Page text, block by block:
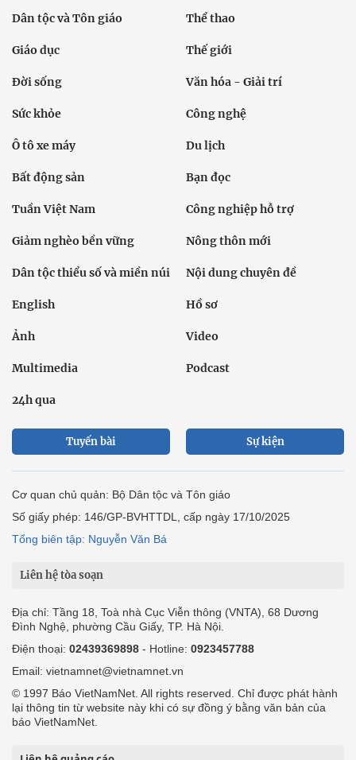
Dân tộc và Tôn giáo Thể thao
Giáo dục Thế giới
Đời sống Văn hóa - Giải trí
Sức khỏe Công nghệ
Ô tô xe máy Du lịch
Bất động sản Bạn đọc
Tuần Việt Nam Công nghiệp hỗ trợ
Giảm nghèo bền vững Nông thôn mới
Dân tộc thiểu số và miền núi Nội dung chuyên đề
English Hồ sơ
Ảnh Video
Multimedia Podcast
24h qua
Tuyến bài Sự kiện
Cơ quan chủ quản: Bộ Dân tộc và Tôn giáo
Số giấy phép: 146/GP-BVHTTDL, cấp ngày 17/10/2025
Tổng biên tập: Nguyễn Văn Bá
Liên hệ tòa soạn
Địa chỉ: Tầng 18, Toà nhà Cục Viễn thông (VNTA), 68 Dương
Đình Nghệ, phường Cầu Giấy, TP. Hà Nội.
Điện thoại: 02439369898 - Hotline: 0923457788
Email: vietnamnet@vietnamnet.vn
© 1997 Báo VietNamNet. All rights reserved. Chỉ được phát hành
lại thông tin từ website này khi có sự đồng ý bằng văn bản của
báo VietNamNet.